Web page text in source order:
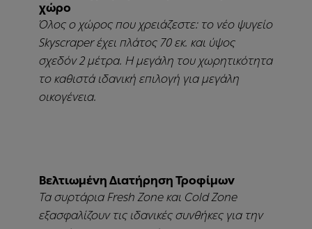
χώρο
Όλος ο χώρος που χρειάζεστε: το νέο ψυγείο
Skyscraper έχει πλάτος 70 εκ. και ύψος
σχεδόν 2 μέτρα. Η μεγάλη του χωρητικότητα
το καθιστά ιδανική επιλογή για μεγάλη
οικογένεια.
Βελτιωμένη Διατήρηση Τροφίμων
Τα συρτάρια Fresh Zone και Cold Zone
εξασφαλίζουν τις ιδανικές συνθήκες για την